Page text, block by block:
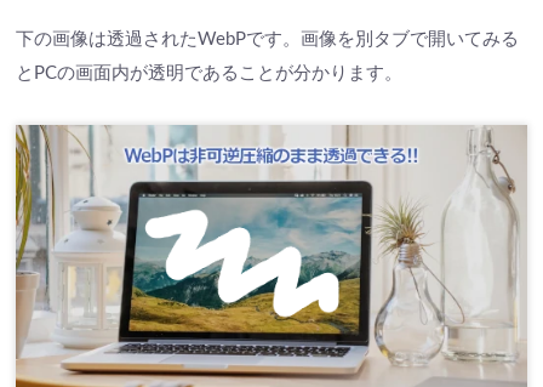
下の画像は透過されたWebPです。画像を別タブで開いてみる
とPCの画面内が透明であることが分かります。